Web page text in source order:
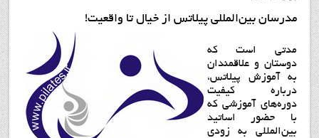
مدرسان بین‌المللی پیلاتس از خیال تا واقعیت!
مدتی است که
دوستان و علاقمندان
به آموزش پیلاتس،
درباره کیفیت
دوره‌های آموزشی که
با حضور اساتید
بین‌المللی به زودی